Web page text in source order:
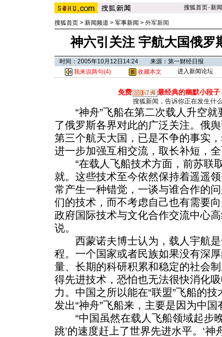
搜狐首页-新闻
搜狐首页 > 新闻频道 > 军事新闻 > 外军新闻
神六引关注 宇航大国俄罗
时间：2005年10月12日14:24 来源：第一财经日报
我来说两句(4) 收藏本文 进入新闻论坛
免费 最经典的幽默小段子
搜狐新闻，告诉你正在发生什
“神舟”飞船在第二次载人升空就
了俄罗斯各界对此的广泛关注。俄
第三个航天大国，已是不争的事实
进一步加强互相交流，取长补短，
“在载人飞船技术方面，前苏联
就。这些技术至今依然保持着遥遥
常产生一种错觉，一谈与谁合作的
们的技术，而不考虑自己也有需要
政府国际技术与文化合作交流中心
说。
西蒙诺夫博士认为，载人宇航是
程。一个国家或者民族如果没有深
量、长期的科研积累和稳定的社会
得先进技术，恐怕也无法很快消化
力。中国之所以能在“联盟”飞船的
发出“神舟”飞船来，主要是因为中
“中国虽然在载人飞船领域起步晚
跳’的速度赶上了世界先进水平。‘神